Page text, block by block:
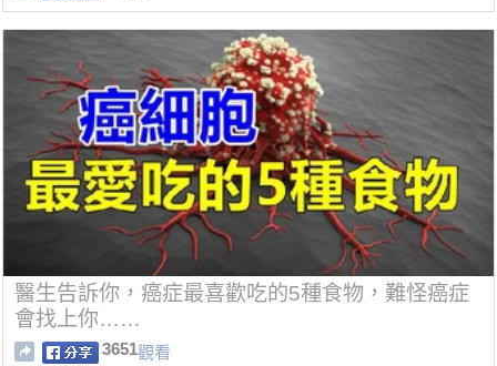
醫生告訴你，癌症最喜歡吃的5種食物，難怪癌症
會找上你……
3651觀看